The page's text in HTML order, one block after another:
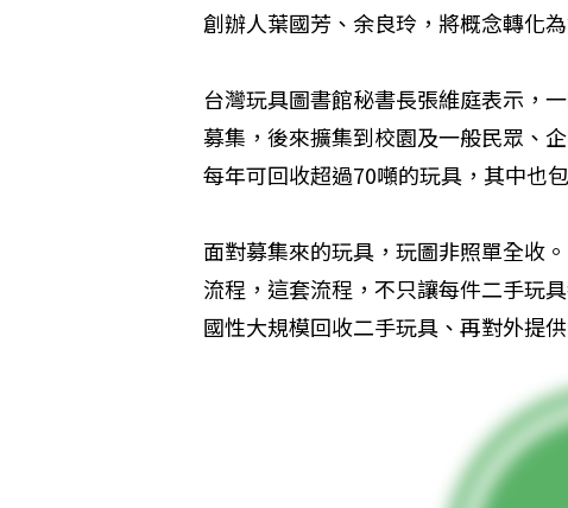
創辦人葉國芳、余良玲，將概念轉化
台灣玩具圖書館秘書長張維庭表示，
募集，後來擴集到校園及一般民眾、
每年可回收超過70噸的玩具，其中也
面對募集來的玩具，玩圖非照單全收
流程，這套流程，不只讓每件二手玩
國性大規模回收二手玩具、再對外提